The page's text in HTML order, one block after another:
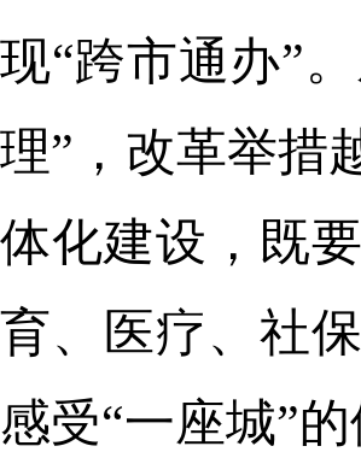
现“跨市通办”
理”，改革举措
体化建设，既
育、医疗、社
感受“一座城”